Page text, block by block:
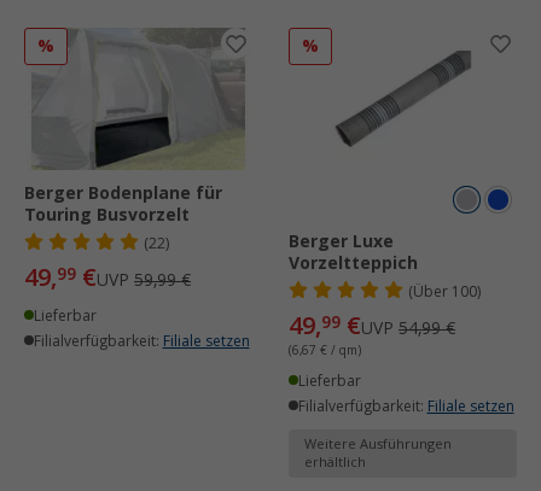
%
Berger Bodenplane für
Touring Busvorzelt
(22)
49,99 €UVP 59,99 €
Lieferbar
Filialverfügbarkeit: Filiale setzen
%
Berger Luxe
Vorzeltteppich
(Über100)
49,99 €UVP 54,99 €
(6,67 € / qm)
Lieferbar
Filialverfügbarkeit: Filiale setzen
Weitere Ausführungen
erhältlich